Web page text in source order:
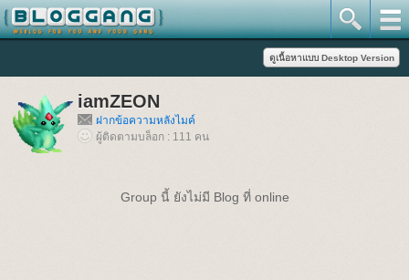
iamZEON
ฝากข้อความหลังไมค์
ผู้ติดตามบล็อก : 111 คน
Group นี้ ยังไม่มี Blog ที่ online